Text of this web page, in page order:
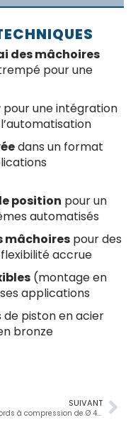
des mâchoires
pour une
pour une intégration
dans un format
position pour un
automatisés
mâchoires pour des
accrue
(montage en
applications
de piston en acier
bronze
SUIVANT
Raccords à compression de Ø 4 mm à 15 mm